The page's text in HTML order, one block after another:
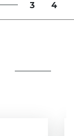
3 4